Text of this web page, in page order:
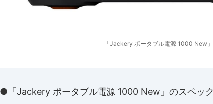
「Jackery ポータブル電源 1000 New」
●「Jackery ポータブル電源 1000 New」のスペック